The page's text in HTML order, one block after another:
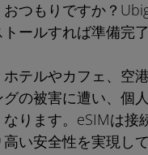
つもりですか？
ールすれば準備完
テルやカフェ、空
の被害に遭い、個
ります。eSIMは
い安全性を実現して